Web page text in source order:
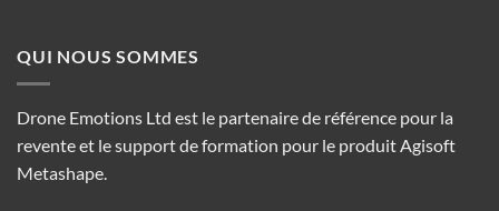
QUI NOUS SOMMES
Drone Emotions Ltd est le partenaire de référence pour la
revente et le support de formation pour le produit Agisoft
Metashape.